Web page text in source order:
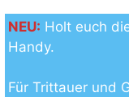
NEU: Holt euch
Handy.
Für Trittauer und